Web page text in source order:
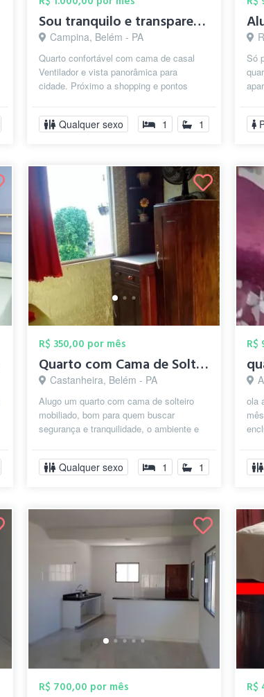
Sou tranquilo e transparente
Campina, Belém - PA
Quarto confortável com cama de casal
Ventilador e vista panorâmica para
cidade. Próximo a shopping e pontos
Qualquer sexo 1 1
Só
R$ 350,00 por mês
Quarto com Cama de Solteiro Belem-Pará
Castanheira, Belém - PA
Alugo um quarto com cama de solteiro
mobiliado, bom para quem buscar
segurança e tranquilidade, o ambiente e
Conta...
Qualquer sexo 1 1
R$
ola
R$ 700,00 por mês R$